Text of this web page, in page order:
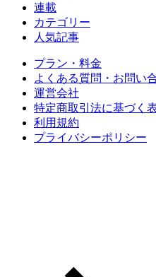
連載
カテゴリー
人気記事
プラン・料金
よくある質問・お問い
運営会社
特定商取引法に基づく
利用規約
プライバシーポリシー